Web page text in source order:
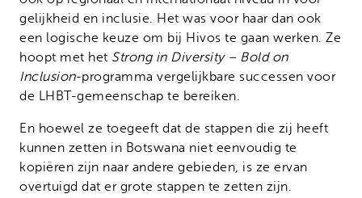
gelijkheid en inclusie. Het was voor haar dan ook
een logische keuze om bij Hivos te gaan werken. Ze
hoopt met het Strong in Diversity – Bold on
Inclusion-programma vergelijkbare successen voor
de LHBT-gemeenschap te bereiken.
En hoewel ze toegeeft dat de stappen die zij heeft
kunnen zetten in Botswana niet eenvoudig te
kopiëren zijn naar andere gebieden, is ze ervan
overtuigd dat er grote stappen te zetten zijn.